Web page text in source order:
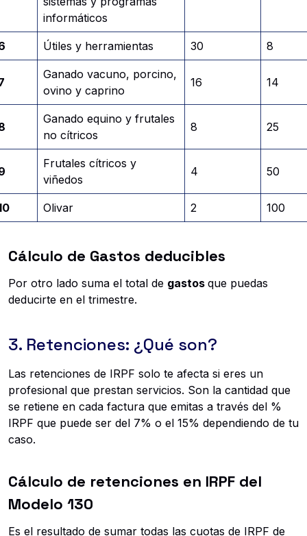
informáticos
Útiles y herramientas 30 8
Ganado vacuno, porcino,
ovino y caprino
16 14
Ganado equino y frutales
no cítricos
8 25
Frutales cítricos y
viñedos
4 50
Olivar 2 100
Cálculo de Gastos deducibles
Por otro lado suma el total de gastos que puedas
deducirte en el trimestre.
3. Retenciones: ¿Qué son?
Las retenciones de IRPF solo te afecta si eres un
profesional que prestan servicios. Son la cantidad que
se retiene en cada factura que emitas a través del %
IRPF que puede ser del 7% o el 15% dependiendo de tu
caso.
Cálculo de retenciones en IRPF del
Modelo 130
Es el resultado de sumar todas las cuotas de IRPF de